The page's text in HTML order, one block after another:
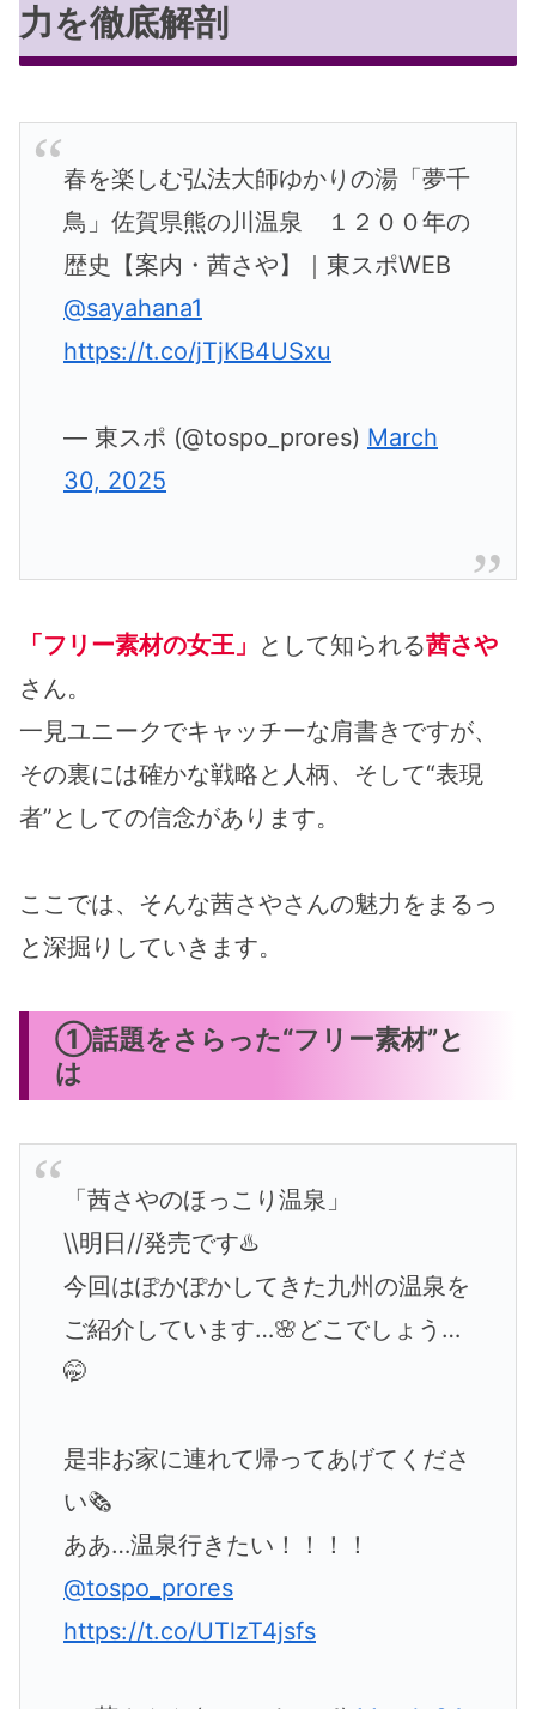
力を徹底解剖
春を楽しむ弘法大師ゆかりの湯「夢千
鳥」佐賀県熊の川温泉 １２００年の
歴史【案内・茜さや】｜東スポWEB
@sayahana1
https://t.co/jTjKB4USxu
— 東スポ (@tospo_prores) March
30, 2025
「フリー素材の女王」 として知られる茜さや
さん。
一見ユニークでキャッチーな肩書きですが、
その裏には確かな戦略と人柄、そして“表現
者”としての信念があります。
ここでは、そんな茜さやさんの魅力をまるっ
と深掘りしていきます。
①話題をさらった“フリー素材”と
は
「茜さやのほっこり温泉」
\\明日//発売です♨️
今回はぽかぽかしてきた九州の温泉を
ご紹介しています…🌸どこでしょう…
🤭
是非お家に連れて帰ってあげてくださ
い🗞️
ああ…温泉行きたい！！！！
@tospo_prores
https://t.co/UTlzT4jsfs